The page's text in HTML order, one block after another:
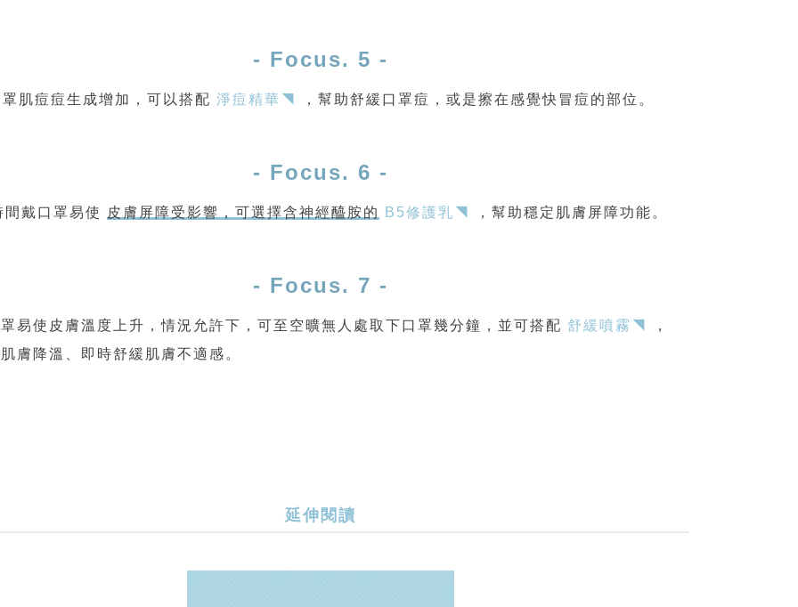
- Focus. 5 -
肌痘痘生成增加，可以搭配 淨痘精華◥ ，幫助舒緩口罩痘，或是擦在感覺快冒痘的部位。
- Focus. 6 -
間戴口罩易使 皮膚屏障受影響，可選擇含神經醯胺的 B5修護乳◥ ，幫助穩定肌膚屏障功能。
- Focus. 7 -
易使皮膚溫度上升，情況允許下，可至空曠無人處取下口罩幾分鐘，並可搭配舒緩噴霧◥
，
膚降溫、即時舒緩肌膚不適感。
延伸閱讀